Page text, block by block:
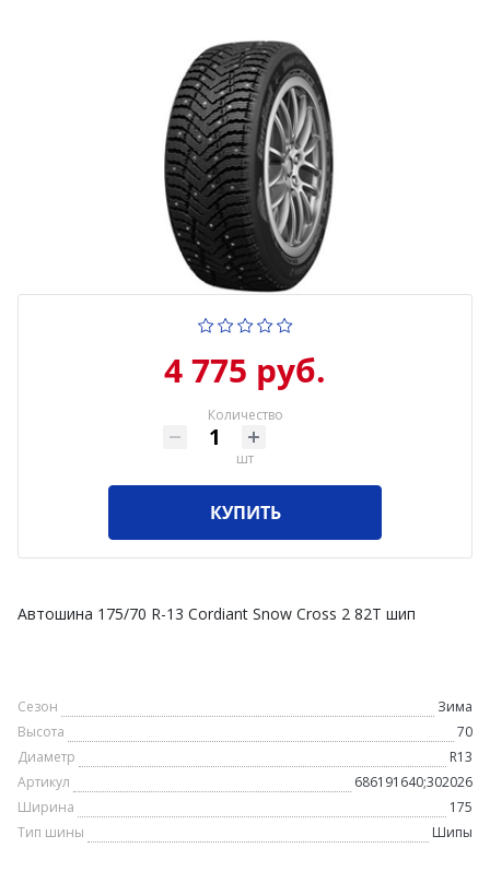
4 775 руб.
Количество
шт
КУПИТЬ
Автошина 175/70 R-13 Cordiant Snow Cross 2 82T шип
Сезон
Зима
Высота
70
Диаметр
R13
Артикул
686191640;302026
Ширина
175
Тип шины
Шипы